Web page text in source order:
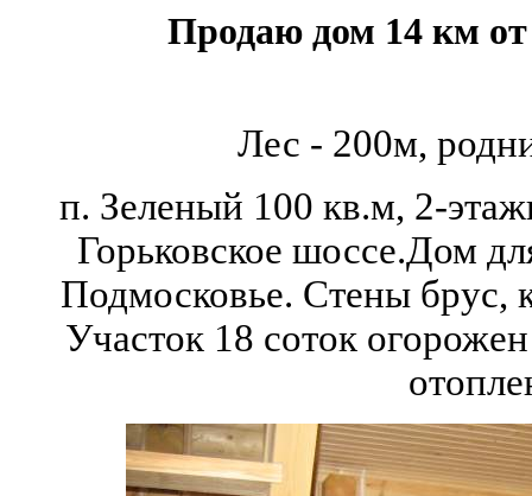
Продаю дом 14 км
Лес - 200м,
п. Зеленый 100 кв.м, 2-
Горьковское шоссе.Дом
Подмосковье. Стены брус,
Участок 18 соток